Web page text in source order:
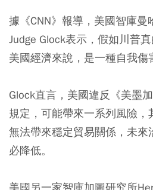
據《CNN》報導，美國智庫曼
Judge Glock表示，假如川普
美國經濟來說，是一種自我傷
Glock直言，美國違反《美墨
規定，可能帶來一系列風險，
無法帶來穩定貿易關係，未來
必降低。